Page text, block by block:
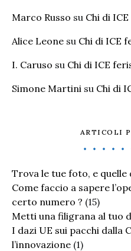
Marco Russo su Chi di
Alice Leone su Chi di ICE
I. Caruso su Chi di ICE
Simone Martini su Chi di
ARTICOLI
Trova le tue foto, e quelle
Come faccio a sapere
certo numero ? (15)
Metti una filigrana al tuo
I dazi UE sui pacchi dalla
l’innovazione (1)